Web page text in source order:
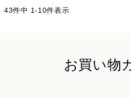
43件中 1-10件表示
お買い物